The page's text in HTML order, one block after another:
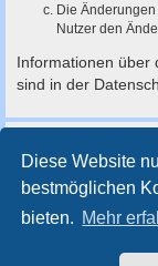
Diese Website
bestmöglichen
bieten. Mehr
Die
Nutzer den
Informationen über
sind in der